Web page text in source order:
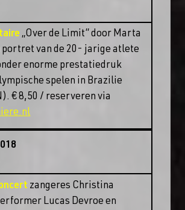
„Over de Limit” door Marta
portret van de 20- jarige atlete
enorme prestatiedruk
spelen in Brazilie
€ 8,50 / reserveren via
zangeres Christina
Lucas Devroe en